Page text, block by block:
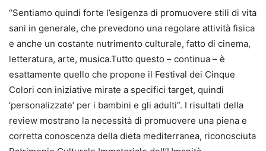
“Sentiamo quindi forte l’esigenza di promuovere stili di vita
sani in generale, che prevedono una regolare attività fisica
e anche un costante nutrimento culturale, fatto di cinema,
letteratura, arte, musica.Tutto questo – continua – è
esattamente quello che propone il Festival dei Cinque
Colori con iniziative mirate a specifici target, quindi
‘personalizzate’ per i bambini e gli adulti”. I risultati della
review mostrano la necessità di promuovere una piena e
corretta conoscenza della dieta mediterranea, riconosciuta